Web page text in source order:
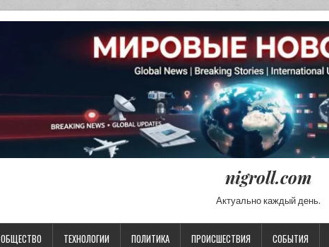
nigroll.com
Актуально каждый день.
ОБЩЕСТВО ТЕХНОЛОГИИ ПОЛИТИКА ПРОИСШЕСТВИЯ СОБЫТИЯ